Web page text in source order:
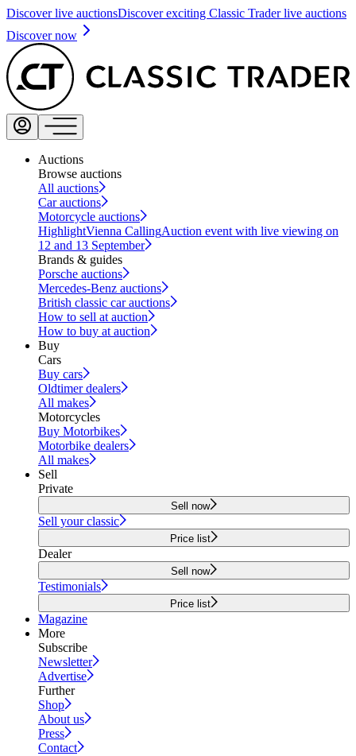
Discover live auctionsDiscover exciting Classic Trader live auctions
Discover now
Auctions
Browse auctions
All auctions
Car auctions
Motorcycle auctions
HighlightVienna CallingAuction event with live viewing on
12 and 13 September
Brands & guides
Porsche auctions
Mercedes-Benz auctions
British classic car auctions
How to sell at auction
How to buy at auction
Buy
Cars
Buy cars
Oldtimer dealers
All makes
Motorcycles
Buy Motorbikes
Motorbike dealers
All makes
Sell
Private
Sell now
Sell your classic
Price list
Dealer
Sell now
Testimonials
Price list
Magazine
More
Subscribe
Newsletter
Advertise
Further
Shop
About us
Press
Contact